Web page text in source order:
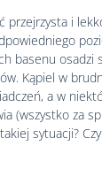
przejrzysta i
basenu osadzi
Kąpiel w
a w
(wszystko za
sytuacji?